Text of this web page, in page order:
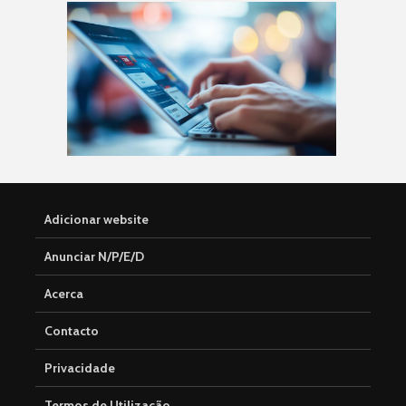
Adicionar website
Anunciar N/P/E/D
Acerca
Contacto
Privacidade